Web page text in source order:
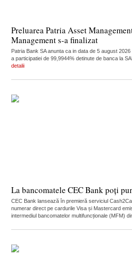
Preluarea Patria Asset
Management s-a finalizat
Patria Bank SA anunta ca in data de 5 august
a participatiei de 99,9944% detinute de banca la
detalii
La bancomatele CEC Bank poți
CEC Bank lansează în premieră serviciul
numerar direct pe cardurile Visa și Mastercard
intermediul bancomatelor multifuncționale (MFM)